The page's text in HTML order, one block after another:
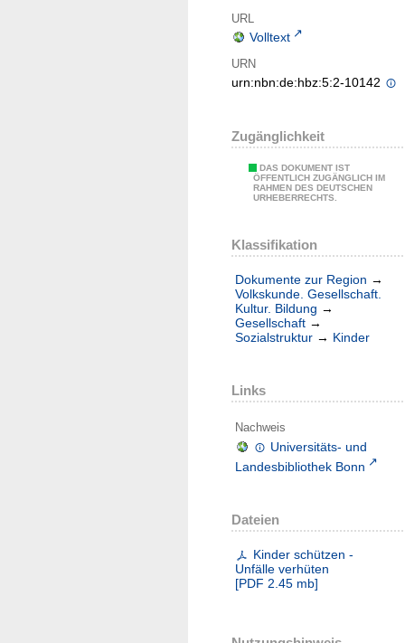
URL
Volltext
URN
urn:nbn:de:hbz:5:2-10142
Zugänglichkeit
DAS DOKUMENT IST
ÖFFENTLICH ZUGÄNGLICH IM
RAHMEN DES DEUTSCHEN
URHEBERRECHTS.
Klassifikation
Dokumente zur Region →
Volkskunde. Gesellschaft.
Kultur. Bildung →
Gesellschaft →
Sozialstruktur → Kinder
Links
Nachweis
Universitäts- und
Landesbibliothek Bonn
Dateien
Kinder schützen -
Unfälle verhüten
[PDF 2.45 mb]